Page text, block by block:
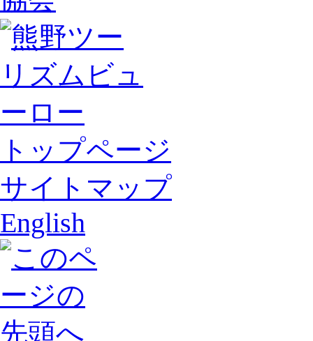
トップページ
サイトマップ
English